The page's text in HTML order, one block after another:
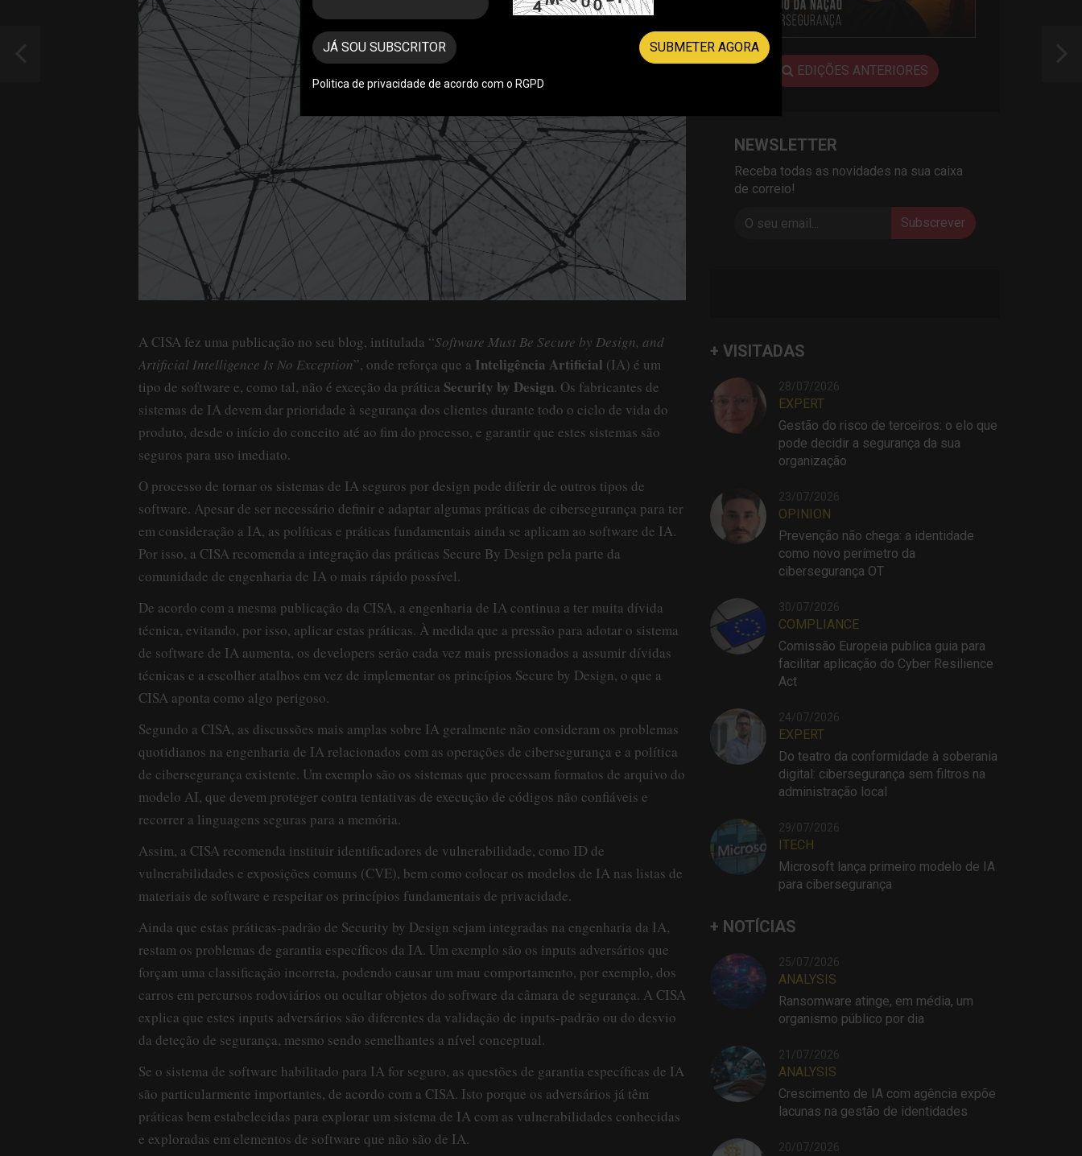
A CISA fez uma publicação no seu blog, intitulada “Software Must Be Secure by Design, and
Artificial Intelligence Is No Exception”, onde reforça que a Inteligência Artificial (IA) é um
tipo de software e, como tal, não é exceção da prática Security by Design. Os fabricantes de
sistemas de IA devem dar prioridade à segurança dos clientes durante todo o ciclo de vida do
produto, desde o início do conceito até ao fim do processo, e garantir que estes sistemas são
seguros para uso imediato.
O processo de tornar os sistemas de IA seguros por design pode diferir de outros tipos de
software. Apesar de ser necessário definir e adaptar algumas práticas de cibersegurança para ter
em consideração a IA, as políticas e práticas fundamentais ainda se aplicam ao software de IA.
Por isso, a CISA recomenda a integração das práticas Secure By Design pela parte da
comunidade de engenharia de IA o mais rápido possível.
De acordo com a mesma publicação da CISA, a engenharia de IA continua a ter muita dívida
técnica, evitando, por isso, aplicar estas práticas. À medida que a pressão para adotar o sistema
de software de IA aumenta, os developers serão cada vez mais pressionados a assumir dívidas
técnicas e a escolher atalhos em vez de implementar os princípios Secure by Design, o que a
CISA aponta como algo perigoso.
Segundo a CISA, as discussões mais amplas sobre IA geralmente não consideram os problemas
quotidianos na engenharia de IA relacionados com as operações de cibersegurança e a política
de cibersegurança existente. Um exemplo são os sistemas que processam formatos de arquivo do
modelo AI, que devem proteger contra tentativas de execução de códigos não confiáveis e
recorrer a linguagens seguras para a memória.
Assim, a CISA recomenda instituir identificadores de vulnerabilidade, como ID de
vulnerabilidades e exposições comuns (CVE), bem como colocar os modelos de IA nas listas de
materiais de software e respeitar os princípios fundamentais de privacidade.
Ainda que estas práticas-padrão de Security by Design sejam integradas na engenharia da IA,
restam os problemas de garantia específicos da IA. Um exemplo são os inputs adversários que
forçam uma classificação incorreta, podendo causar um mau comportamento, por exemplo, dos
carros em percursos rodoviários ou ocultar objetos do software da câmara de segurança. A CISA
explica que estes inputs adversários são diferentes da validação de inputs-padrão ou do desvio
da deteção de segurança, mesmo sendo semelhantes a nível conceptual.
Se o sistema de software habilitado para IA for seguro, as questões de garantia específicas de IA
são particularmente importantes, de acordo com a CISA. Isto porque os adversários já têm
práticas bem estabelecidas para explorar um sistema de IA com as vulnerabilidades conhecidas
e exploradas em elementos de software que não são de IA.
EDIÇÕES ANTERIORES
NEWSLETTER
Receba todas as novidades na sua caixa
de correio!
Subscrever
+ VISITADAS
28/07/2026
EXPERT
Gestão do risco de terceiros: o elo que
pode decidir a segurança da sua
organização
23/07/2026
OPINION
Prevenção não chega: a identidade
como novo perímetro da
cibersegurança OT
30/07/2026
COMPLIANCE
Comissão Europeia publica guia para
facilitar aplicação do Cyber Resilience
Act
24/07/2026
EXPERT
Do teatro da conformidade à soberania
digital: cibersegurança sem filtros na
administração local
29/07/2026
ITECH
Microsoft lança primeiro modelo de IA
para cibersegurança
+ NOTÍCIAS
25/07/2026
ANALYSIS
Ransomware atinge, em média, um
organismo público por dia
21/07/2026
ANALYSIS
Crescimento de IA com agência expõe
lacunas na gestão de identidades
20/07/2026
JÁ SOU SUBSCRITOR SUBMETER AGORA
Politica de privacidade de acordo com o RGPD